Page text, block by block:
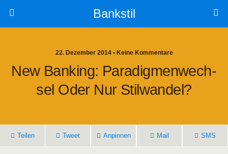
Bankstil
22. Dezember 2014 • Keine Kommentare
New Ban­king: Para­dig­men­wech­
Sel Oder Nur Stilwandel?
Tei­len Tweet Anpin­nen Mail SMS